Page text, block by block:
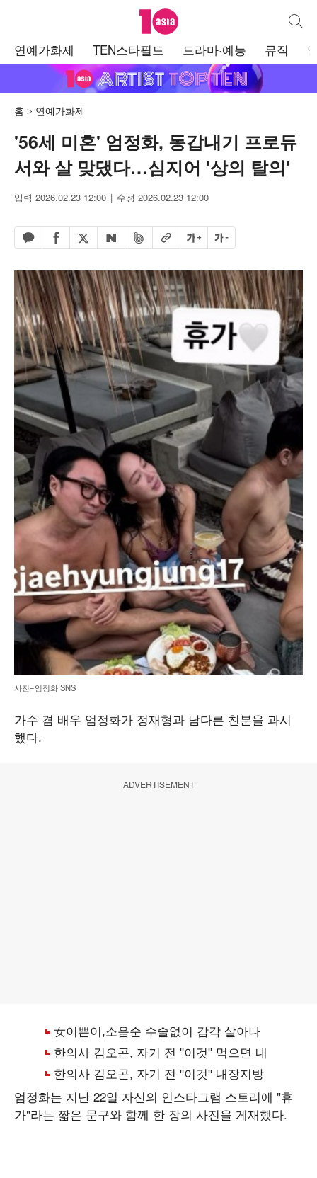
텐아시아 통합
연예가화제 TEN스타필드 드라마·예능 뮤직
홈 연예가화제
'56세 미혼' 엄정화, 동갑내기 프로듀
서와 살 맞댔다…심지어 '상의 탈의'
입력 2026.02.23 12:00 수정 2026.02.23 12:00
카카오톡 공유하기
페이스북 공유하기
엑스 공유하기
네이버 공유하기
밴드 공유하기
URL복사글자 크게글자 작게
사진=엄정화 SNS
가수 겸 배우 엄정화가 정재형과 남다른 친분을 과시
했다.
ADVERTISEMENT
엄정화는 지난 22일 자신의 인스타그램 스토리에 "휴
가"라는 짧은 문구와 함께 한 장의 사진을 게재했다.